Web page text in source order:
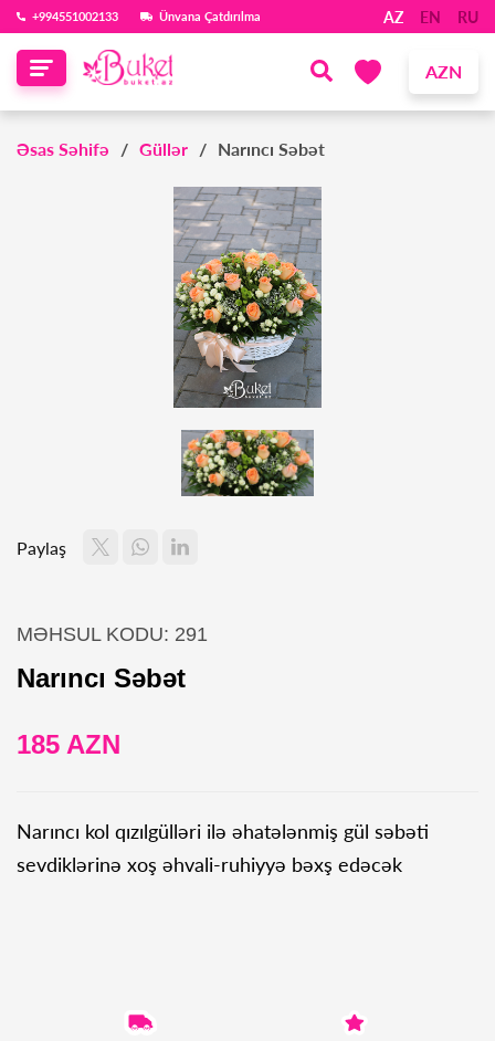
‪+994551002133‬ Ünvana Çatdırılma AZ EN RU
AZN
Əsas Səhifə Güllər Narıncı Səbət
Paylaş
MƏHSUL KODU: 291
Narıncı Səbət
185 AZN
Narıncı kol qızılgülləri ilə əhatələnmiş gül səbəti
sevdiklərinə xoş əhvali-ruhiyyə bəxş edəcək